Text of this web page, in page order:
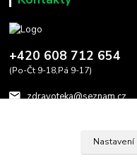
+420 608 712 654
(Po-Čt 9-18,Pá 9-17)
zdravoteka@seznam.cz
Nastavení